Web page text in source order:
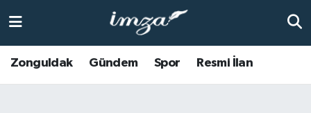
Zonguldak Gündem Spor Resmi İlan
Anasayfa
Zonguldak Hava Durumu